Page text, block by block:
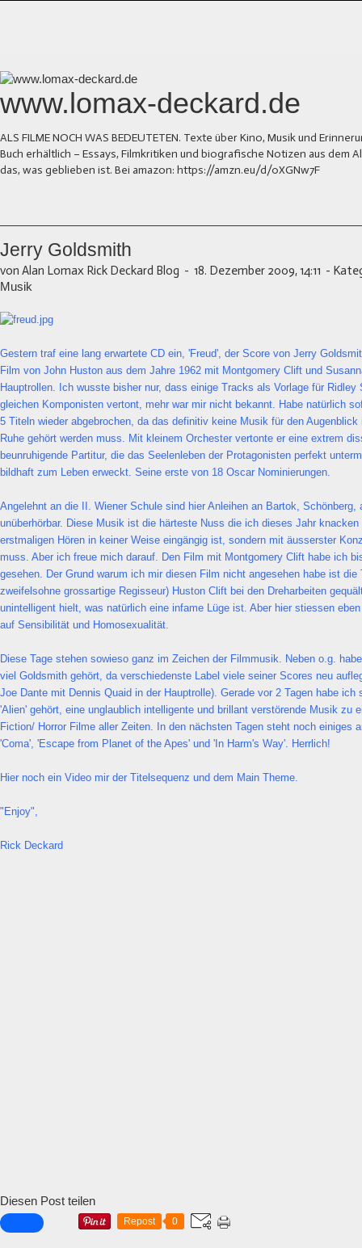
www.lomax-deckard.de
ALS FILME NOCH WAS BEDEUTETEN. Texte über Kino, Musik und
Buch erhältlich – Essays, Filmkritiken und biografische Notizen aus dem
das, was geblieben ist. Bei amazon: https://amzn.eu/d/0XGNw7F
Jerry Goldsmith
von Alan Lomax Rick Deckard Blog - 18. Dezember 2009, 14:11 -
Musik
Gestern traf eine lang erwartete CD ein, 'Freud', der Score von Jerry
Film von John Huston aus dem Jahre 1962 mit Montgomery Clift und
Hauptrollen. Ich wusste bisher nur, dass einige Tracks als Vorlage für
gleichen Komponisten vertont, mehr war mir nicht bekannt. Habe natürlich
5 Titeln wieder abgebrochen, da das definitiv keine Musik für den
Ruhe gehört werden muss. Mit kleinem Orchester vertonte er eine extrem
beunruhigende Partitur, die das Seelenleben der Protagonisten perfekt
bildhaft zum Leben erweckt. Seine erste von 18 Oscar Nominierungen.
Angelehnt an die II. Wiener Schule sind hier Anleihen an Bartok, Schönberg,
unüberhörbar. Diese Musik ist die härteste Nuss die ich dieses Jahr
erstmaligen Hören in keiner Weise eingängig ist, sondern mit äusserster
muss. Aber ich freue mich darauf. Den Film mit Montgomery Clift habe ich
gesehen. Der Grund warum ich mir diesen Film nicht angesehen habe ist die
zweifelsohne grossartige Regisseur) Huston Clift bei den Dreharbeiten
unintelligent hielt, was natürlich eine infame Lüge ist. Aber hier stiessen
auf Sensibilität und Homosexualität.
Diese Tage stehen sowieso ganz im Zeichen der Filmmusik. Neben o.g.
viel Goldsmith gehört, da verschiedenste Label viele seiner Scores neu
Joe Dante mit Dennis Quaid in der Hauptrolle). Gerade vor 2 Tagen habe ich
'Alien' gehört, eine unglaublich intelligente und brillant verstörende Musik zu
Fiction/ Horror Filme aller Zeiten. In den nächsten Tagen steht noch einiges
'Coma', 'Escape from Planet of the Apes' und 'In Harm's Way'. Herrlich!
Hier noch ein Video mir der Titelsequenz und dem Main Theme.
"Enjoy",
Rick Deckard
Diesen Post teilen
Repost 0